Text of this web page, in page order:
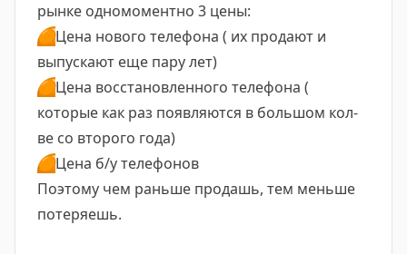
рынке одномоментно 3 цены:
🟠Цена нового телефона ( их продают и
выпускают еще пару лет)
🟠Цена восстановленного телефона (
которые как раз появляются в большом кол-
ве со второго года)
🟠Цена б/у телефонов
Поэтому чем раньше продашь, тем меньше
потеряешь.